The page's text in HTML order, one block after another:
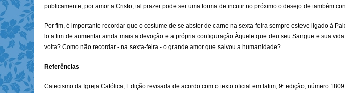
publicamente, por amor a Cristo, tal prazer pode ser uma forma de incutir no próximo o desejo de também
Por fim, é importante recordar que o costume de se abster de carne na sexta-feira sempre esteve ligado à
lo a fim de aumentar ainda mais a devoção e a própria configuração Àquele que deu seu Sangue e sua
volta? Como não recordar - na sexta-feira - o grande amor que salvou a humanidade?
Referências
Catecismo da Igreja Católica, Edição revisada de acordo com o texto oficial em latim, 9ª edição, número 1809